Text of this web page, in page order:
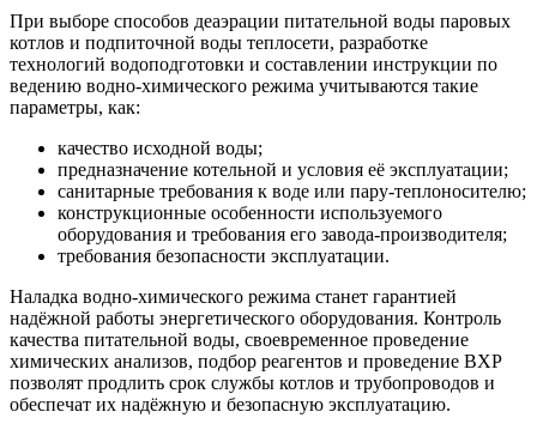
При выборе способов деаэрации питательной воды паровых
котлов и подпиточной воды теплосети, разработке
технологий водоподготовки и составлении инструкции по
ведению водно-химического режима учитываются такие
параметры, как:
качество исходной воды;
предназначение котельной и условия её эксплуатации;
санитарные требования к воде или пару-теплоносителю;
конструкционные особенности используемого
оборудования и требования его завода-производителя;
требования безопасности эксплуатации.
Наладка водно-химического режима станет гарантией
надёжной работы энергетического оборудования. Контроль
качества питательной воды, своевременное проведение
химических анализов, подбор реагентов и проведение ВХР
позволят продлить срок службы котлов и трубопроводов и
обеспечат их надёжную и безопасную эксплуатацию.